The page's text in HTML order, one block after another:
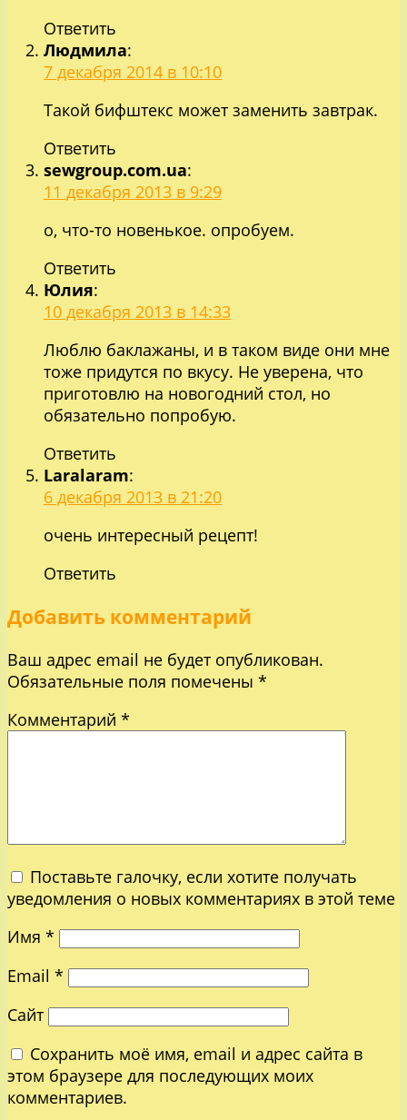
Ответить
Людмила:
7 декабря 2014 в 10:10
Такой бифштекс может заменить завтрак.
Ответить
sewgroup.com.ua:
11 декабря 2013 в 9:29
о, что-то новенькое. опробуем.
Ответить
Юлия:
10 декабря 2013 в 14:33
Люблю баклажаны, и в таком виде они мне
тоже придутся по вкусу. Не уверена, что
приготовлю на новогодний стол, но
обязательно попробую.
Ответить
Laralaram:
6 декабря 2013 в 21:20
очень интересный рецепт!
Ответить
Добавить комментарий
Ваш адрес email не будет опубликован.
Обязательные поля помечены *
Комментарий *
Поставьте галочку, если хотите получать
уведомления о новых комментариях в этой теме
Имя *
Email *
Сайт
Сохранить моё имя, email и адрес сайта в
этом браузере для последующих моих
комментариев.